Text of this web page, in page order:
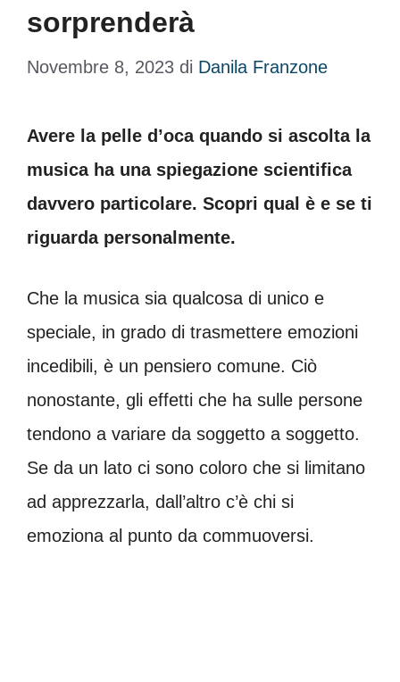
sorprenderà
Novembre 8, 2023 di Danila Franzone
Avere la pelle d’oca quando si ascolta la
musica ha una spiegazione scientifica
davvero particolare. Scopri qual è e se ti
riguarda personalmente.
Che la musica sia qualcosa di unico e
speciale, in grado di trasmettere emozioni
incedibili, è un pensiero comune. Ciò
nonostante, gli effetti che ha sulle persone
tendono a variare da soggetto a soggetto.
Se da un lato ci sono coloro che si limitano
ad apprezzarla, dall’altro c’è chi si
emoziona al punto da commuoversi.